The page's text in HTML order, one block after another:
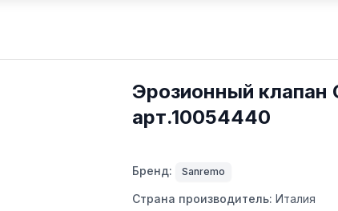
Эрозионный клапан
арт.10054440
Бренд: Sanremo
Страна производитель: Италия